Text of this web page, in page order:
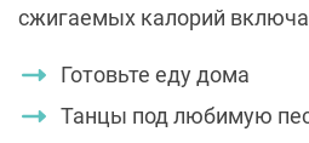
сжигаемых калорий
Готовьте еду дома
Танцы под любимую